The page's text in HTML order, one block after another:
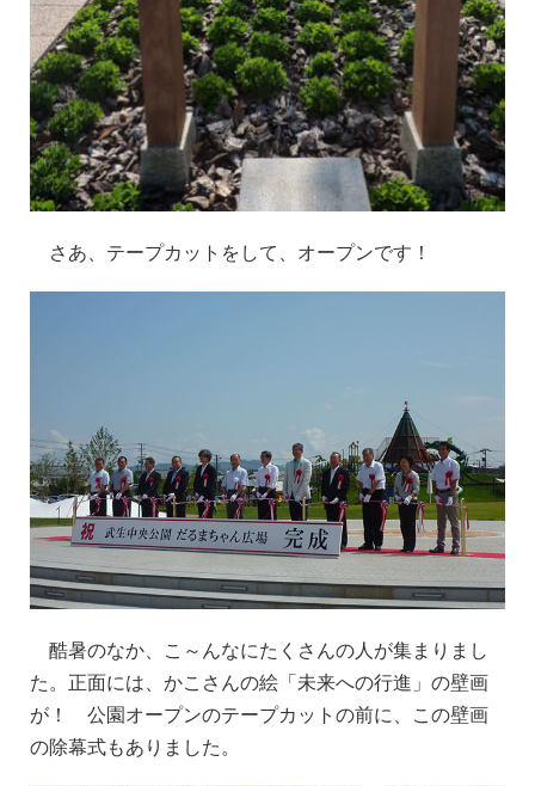
さあ、テープカットをして、オープンです！
酷暑のなか、こ～んなにたくさんの人が集まりまし
た。正面には、かこさんの絵「未来への行進」の壁画
が！ 公園オープンのテープカットの前に、この壁画
の除幕式もありました。